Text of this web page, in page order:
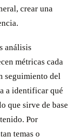
crear una
análisis
métricas cada
seguimiento del
a identificar qué
que sirve de base
Por
temas o